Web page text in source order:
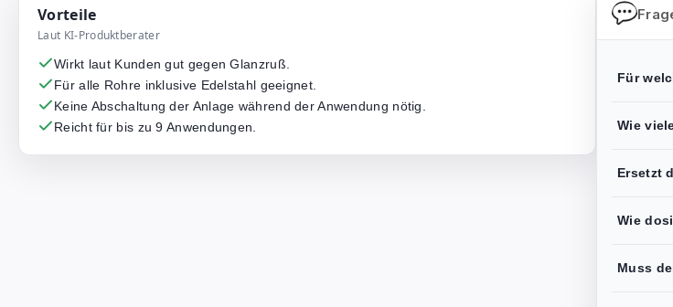
Vorteile
Laut KI-Produktberater
Wirkt laut Kunden gut gegen Glanzruß.
Für alle Rohre inklusive Edelstahl geeignet.
Keine Abschaltung der Anlage während der Anwendung nötig.
Reicht für bis zu 9 Anwendungen.
Für
Wie
Ersetzt
Wie
Muss